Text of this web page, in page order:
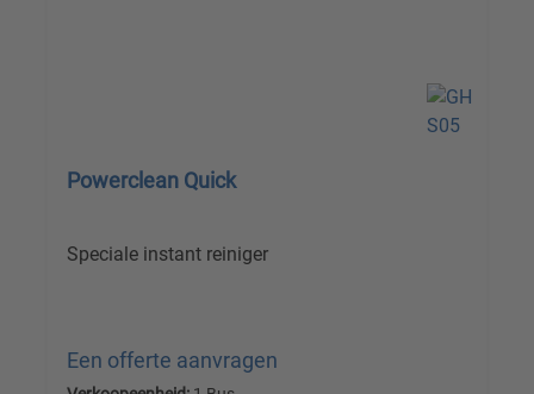
Powerclean Quick
Speciale instant reiniger
Een offerte aanvragen